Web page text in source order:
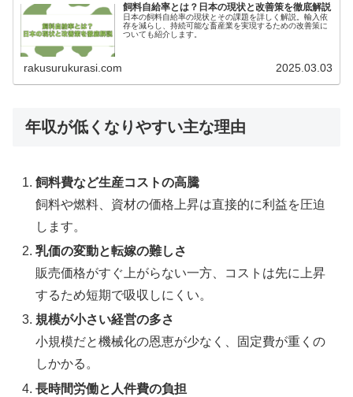
飼料自給率とは？日本の現状と改善策を徹底解説
日本の飼料自給率の現状とその課題を詳しく解説。輸入依
存を減らし、持続可能な畜産業を実現するための改善策に
ついても紹介します。
rakusurukurasi.com 2025.03.03
年収が低くなりやすい主な理由
飼料費など生産コストの高騰
飼料や燃料、資材の価格上昇は直接的に利益を圧迫
します。
乳価の変動と転嫁の難しさ
販売価格がすぐ上がらない一方、コストは先に上昇
するため短期で吸収しにくい。
規模が小さい経営の多さ
小規模だと機械化の恩恵が少なく、固定費が重くの
しかかる。
長時間労働と人件費の負担